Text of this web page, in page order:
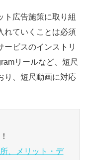
ト広告施策に取り組
れていくことは必須
ービスのインストリ
リールなど、短尺
り、短尺動画に対応
、メリット・デ